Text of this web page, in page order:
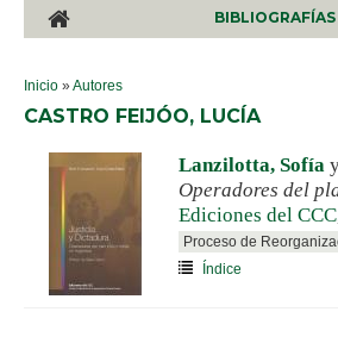
BIBLIOGRAFÍAS
SE ENCUENTRA USTED AQUÍ
Inicio »Autores
CASTRO FEIJÓO, LUCÍA
Lanzilotta, Sofía
Operadores del
Ediciones del CCC
Proceso de
Índice